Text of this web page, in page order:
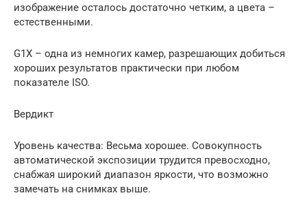
изображение осталось достаточно четким, а цвета –
естественными.
G1X – одна из немногих камер, разрешающих добиться
хороших результатов практически при любом
показателе ISO.
Вердикт
Уровень качества: Весьма хорошее. Совокупность
автоматической экспозиции трудится превосходно,
снабжая широкий диапазон яркости, что возможно
замечать на снимках выше.